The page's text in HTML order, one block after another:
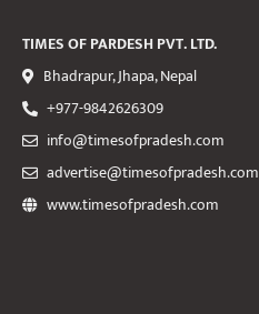
TIMES OF PARDESH PVT. LTD.
Bhadrapur, Jhapa, Nepal
+977-9842626309
info@timesofpradesh.com
advertise@timesofpradesh.com
www.timesofpradesh.com